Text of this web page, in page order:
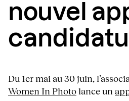
nouvel
Du 1er mai au 30 juin,
Women In Photolance un